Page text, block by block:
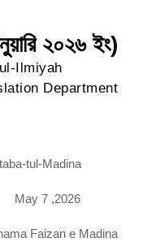
২০২৬ ইং)
Ilmiyah
Department
tul-Madina
May 7 ,2026
Faizan e Madina